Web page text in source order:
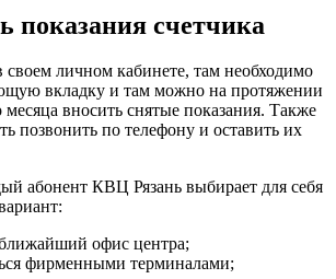
показания счетчика
личном кабинете, там необходимо
вкладку и там можно на протяжении
месяца вносить снятые показания. Также
позвонить по телефону и оставить их
абонент КВЦ Рязань выбирает для себя
ближайший офис центра;
фирменными терминалами;